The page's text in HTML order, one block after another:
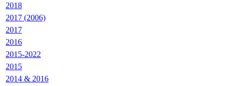
2018
2017 (2006)
2017
2016
2015-2022
2015
2014 & 2016